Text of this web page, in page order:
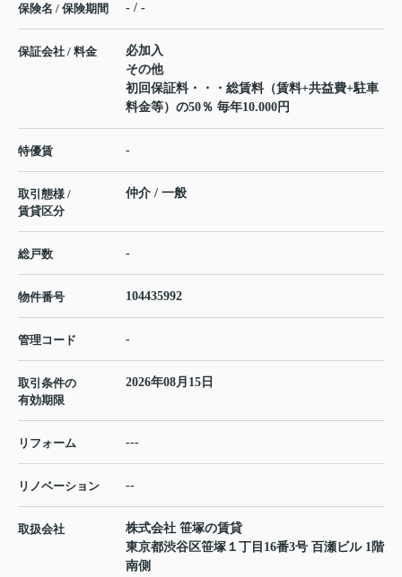
保険名 / 保険期間 - / -
保証会社 / 料金
必加入
その他
初回保証料・・・総賃料（賃料+共益費+駐車
料金等）の50％ 毎年10.000円
特優賃 -
取引態様 /
賃貸区分
仲介 / 一般
総戸数 -
物件番号 104435992
管理コード -
取引条件の
有効期限
2026年08月15日
リフォーム ---
リノベーション --
取扱会社
株式会社 笹塚の賃貸
東京都渋谷区笹塚１丁目16番3号 百瀬ビル 1階
南側